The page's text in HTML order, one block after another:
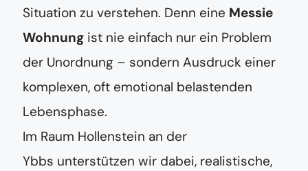
Situation zu verstehen. Denn eine Messie
Wohnung ist nie einfach nur ein Problem
der Unordnung – sondern Ausdruck einer
komplexen, oft emotional belastenden
Lebensphase.
Im Raum Hollenstein an der
Ybbs unterstützen wir dabei, realistische,